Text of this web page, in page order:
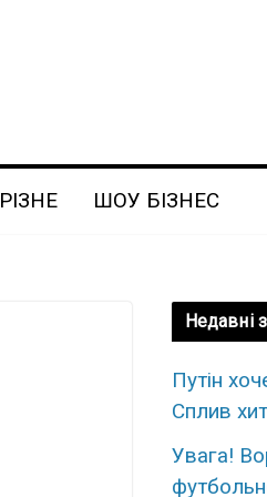
РІЗНЕ ШОУ БІЗНЕС
Недавні
Путін
Сплив
Увaга!